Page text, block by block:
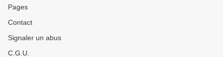
Pages
Contact
Signaler un abus
C.G.U.